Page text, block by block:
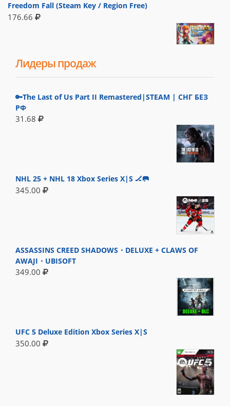
Freedom Fall (Steam Key / Region Free)
176.66
Лидеры продаж
🔑The Last of Us Part II Remastered|STEAM | СНГ БЕЗ
РФ
31.68
NHL 25 + NHL 18 Xbox Series X|S 🏒🥅
345.00
ASSASSINS CREED SHADOWS・DELUXE + CLAWS OF
AWAJI・UBISOFT
349.00
UFC 5 Deluxe Edition Xbox Series X|S
350.00